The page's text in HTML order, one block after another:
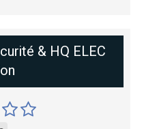
& HQ ELEC